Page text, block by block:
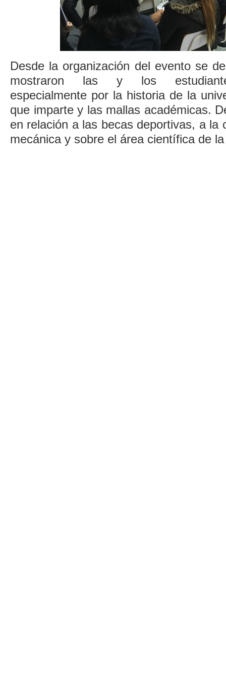
Desde la organización del evento se
mostraron las y los
especialmente por la historia de la
que imparte y las mallas académicas.
en relación a las becas deportivas, a la
mecánica y sobre el área científica de